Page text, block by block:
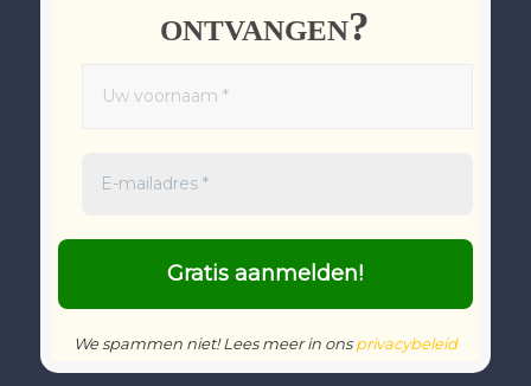
ontvangen?
We spammen niet! Lees meer in onsprivacybeleid